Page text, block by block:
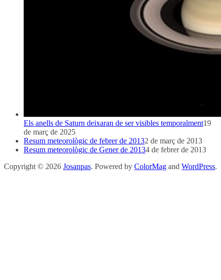
Els anells de Saturn deixaran de ser visibles temporalment19
de març de 2025
Resum meteorològic de febrer de 20132 de març de 2013
Resum meteorològic de Gener de 20134 de febrer de 2013
Copyright © 2026 Josanpas. Powered by ColorMag and WordPress.